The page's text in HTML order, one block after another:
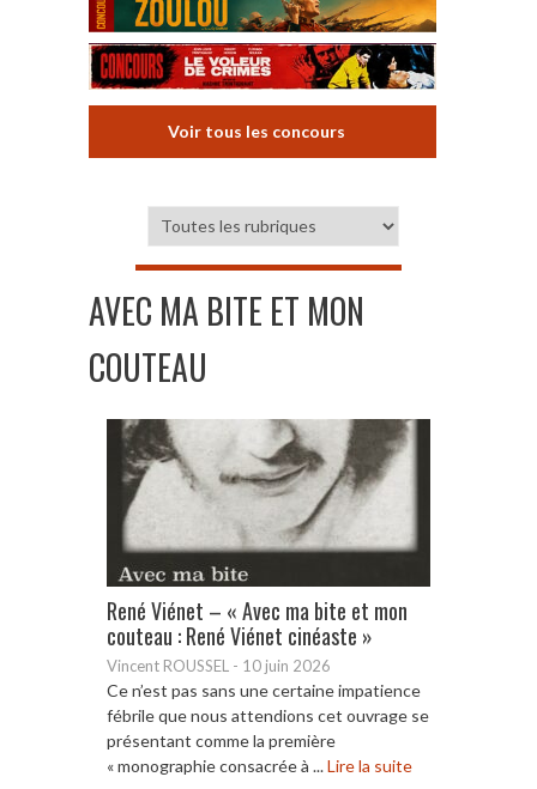
Voir tous les concours
AVEC MA BITE ET MON
COUTEAU
René Viénet – « Avec ma bite et mon
couteau : René Viénet cinéaste »
Vincent ROUSSEL - 10 juin 2026
Ce n’est pas sans une certaine impatience
fébrile que nous attendions cet ouvrage se
présentant comme la première
« monographie consacrée à ...Lire la suite